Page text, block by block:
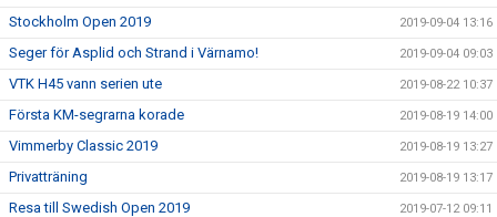
Stockholm Open 2019 2019-09-04 13:16
Seger för Asplid och Strand i Värnamo! 2019-09-04 09:03
VTK H45 vann serien ute 2019-08-22 10:37
Första KM-segrarna korade 2019-08-19 14:00
Vimmerby Classic 2019 2019-08-19 13:27
Privatträning 2019-08-19 13:17
Resa till Swedish Open 2019 2019-07-12 09:11